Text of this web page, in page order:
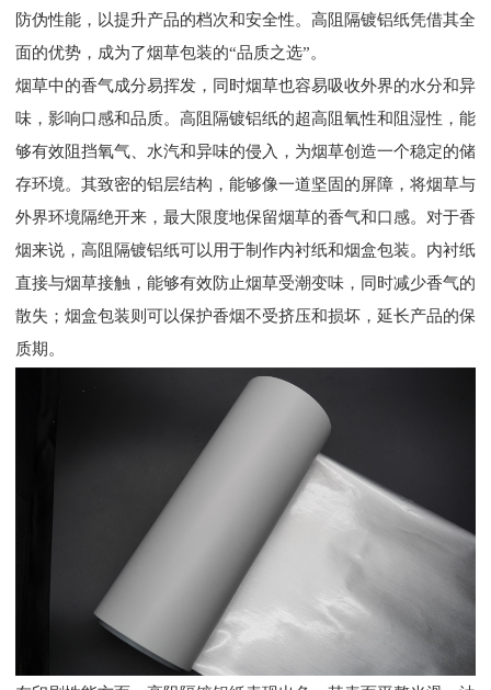
防伪性能，以提升产品的档次和安全性。高阻隔镀铝纸凭借其全
面的优势，成为了烟草包装的“品质之选”。
烟草中的香气成分易挥发，同时烟草也容易吸收外界的水分和异
味，影响口感和品质。高阻隔镀铝纸的超高阻氧性和阻湿性，能
够有效阻挡氧气、水汽和异味的侵入，为烟草创造一个稳定的储
存环境。其致密的铝层结构，能够像一道坚固的屏障，将烟草与
外界环境隔绝开来，最大限度地保留烟草的香气和口感。对于香
烟来说，高阻隔镀铝纸可以用于制作内衬纸和烟盒包装。内衬纸
直接与烟草接触，能够有效防止烟草受潮变味，同时减少香气的
散失；烟盒包装则可以保护香烟不受挤压和损坏，延长产品的保
质期。